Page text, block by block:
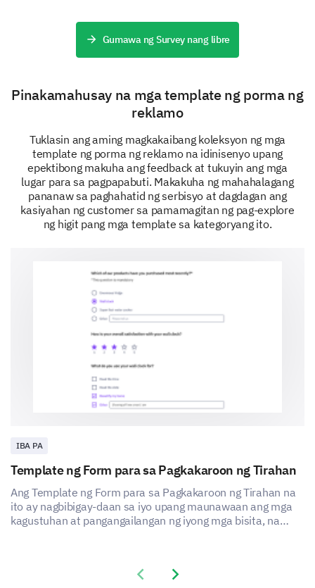
Outpatient Clinics Intensive Care Unit
Pharmacy
If yes, please provide the staff member’s name
and title (if known).
Complaint resolution and follow up
Have you filed a complaint about this issue
If yes, please provide the complaint reference
Can you provide any additional information
about the actions taken or not taken in
response to your prior complaint that may
Gumawa ng Survey nang libre
Pinakamahusay na mga template ng porma ng
reklamo
Tuklasin ang aming magkakaibang koleksyon ng mga
template ng porma ng reklamo na idinisenyo upang
epektibong makuha ang feedback at tukuyin ang mga
lugar para sa pagpapabuti. Makakuha ng mahahalagang
pananaw sa paghahatid ng serbisyo at dagdagan ang
kasiyahan ng customer sa pamamagitan ng pag-explore
ng higit pang mga template sa kategoryang ito.
IBA PA
Template ng Form para sa Pagkakaroon ng Tirahan
Ang Template ng Form para sa Pagkakaroon ng Tirahan na
ito ay nagbibigay-daan sa iyo upang maunawaan ang mga
kagustuhan at pangangailangan ng iyong mga bisita, na
Previous slide
Next slide